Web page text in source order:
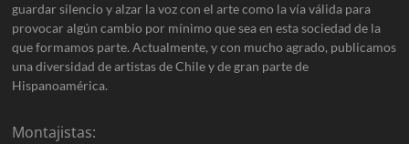
guardar silencio y alzar la voz con el arte como la vía válida para
provocar algún cambio por mínimo que sea en esta sociedad de la
que formamos parte. Actualmente, y con mucho agrado, publicamos
una diversidad de artistas de Chile y de gran parte de
Hispanoamérica.
Montajistas: